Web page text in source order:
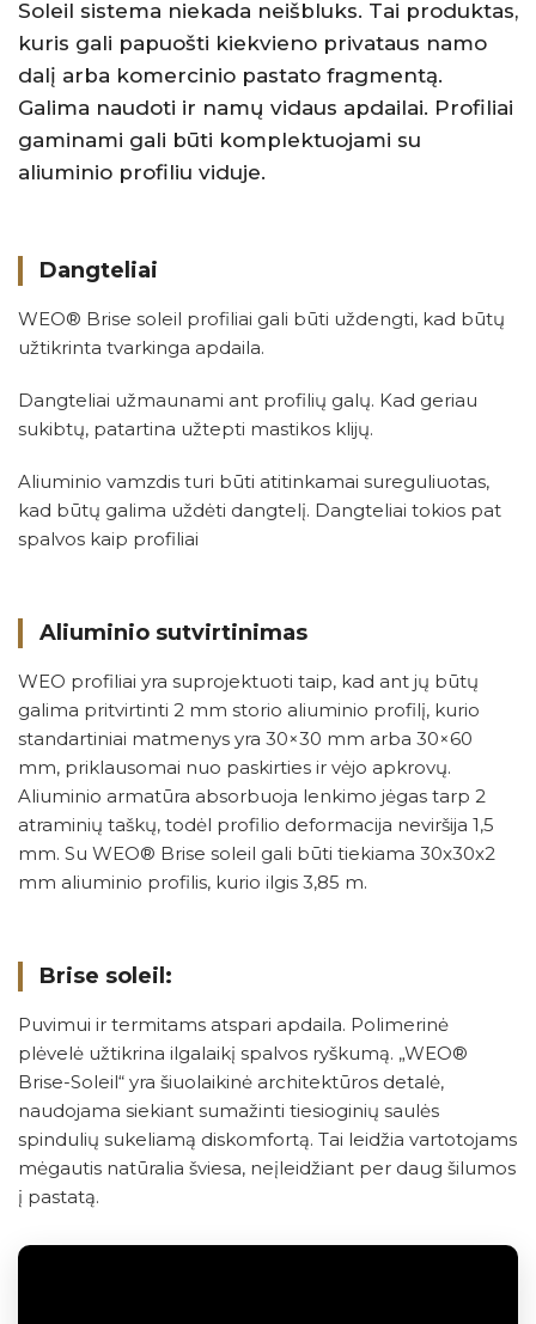
Soleil sistema niekada neišbluks. Tai produktas,
kuris gali papuošti kiekvieno privataus namo
dalį arba komercinio pastato fragmentą.
Galima naudoti ir namų vidaus apdailai. Profiliai
gaminami gali būti komplektuojami su
aliuminio profiliu viduje.
Dangteliai
WEO® Brise soleil profiliai gali būti uždengti, kad būtų
užtikrinta tvarkinga apdaila.
Dangteliai užmaunami ant profilių galų. Kad geriau
sukibtų, patartina užtepti mastikos klijų.
Aliuminio vamzdis turi būti atitinkamai sureguliuotas,
kad būtų galima uždėti dangtelį. Dangteliai tokios pat
spalvos kaip profiliai
Aliuminio sutvirtinimas
WEO profiliai yra suprojektuoti taip, kad ant jų būtų
galima pritvirtinti 2 mm storio aliuminio profilį, kurio
standartiniai matmenys yra 30×30 mm arba 30×60
mm, priklausomai nuo paskirties ir vėjo apkrovų.
Aliuminio armatūra absorbuoja lenkimo jėgas tarp 2
atraminių taškų, todėl profilio deformacija neviršija 1,5
mm. Su WEO® Brise soleil gali būti tiekiama 30x30x2
mm aliuminio profilis, kurio ilgis 3,85 m.
Brise soleil:
Puvimui ir termitams atspari apdaila. Polimerinė
plėvelė užtikrina ilgalaikį spalvos ryškumą. „WEO®
Brise-Soleil“ yra šiuolaikinė architektūros detalė,
naudojama siekiant sumažinti tiesioginių saulės
spindulių sukeliamą diskomfortą. Tai leidžia vartotojams
mėgautis natūralia šviesa, neįleidžiant per daug šilumos
į pastatą.